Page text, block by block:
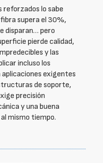
reforzados lo sabe
supera el 30%,
disparan… pero
pierde calidad,
y las
incluso los
exigentes
de soporte,
precisión
y una buena
mismo tiempo.